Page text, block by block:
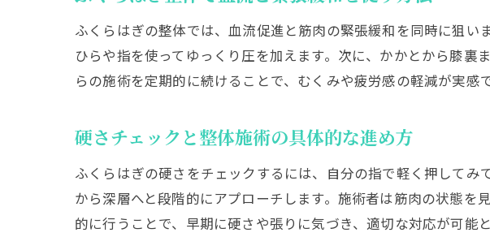
継続しやす
ふくらはぎの整体では、血流促進と筋肉の緊張緩和を同時に狙
ひらや指を使ってゆっくり圧を加えます。次に、かかとから膝
らの施術を定期的に続けることで、むくみや疲労感の軽減が実感
硬さチェックと整体施術の具体的な進め方
ふくらはぎの硬さをチェックするには、自分の指で軽く押して
から深層へと段階的にアプローチします。施術者は筋肉の状態
的に行うことで、早期に硬さや張りに気づき、適切な対応が可能と